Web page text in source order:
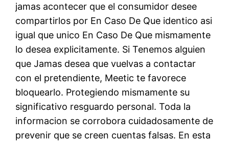
jamas acontecer que el consumidor desee
compartirlos por En Caso De Que identico asi
igual que unico En Caso De Que mismamente
lo desea explicitamente. Si Tenemos alguien
que Jamas desea que vuelvas a contactar
con el pretendiente, Meetic te favorece
bloquearlo. Protegiendo mismamente su
significativo resguardo personal. Toda la
informacion se corrobora cuidadosamente de
prevenir que se creen cuentas falsas. En esta